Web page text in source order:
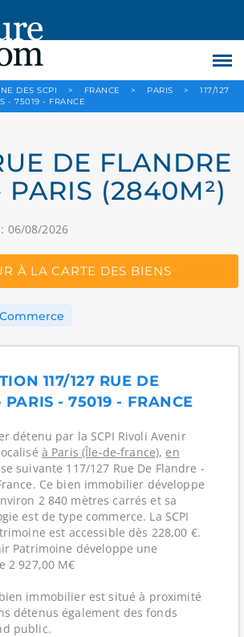
DES SCPI > FRANCE > PARIS >
117/127
- 75019 - FRANCE
DE FLANDRE
PARIS (2840M²)
06/08/2026
À LA CARTE DES BIENS
117/127 RUE DE
PARIS - 75019 - FRANCE
détenu par la SCPI Rivoli Avenir
à Paris (Île-de-france), en
suivante 117/127 Rue De Flandre -
Ce bien immobilier développe
2 840 mètres carrés et sa
est de type commerce. La SCPI
est accessible dès 228,00 €.
Patrimoine développe une
2 927,00 M€
immobilier est situé à proximité
détenus également des fonds
public.